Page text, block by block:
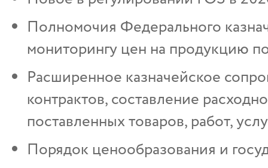
Полномочия Федерального
мониторингу цен на продукцию
Расширенное казначейское
контрактов, составление
поставленных товаров, работ,
Порядок ценообразования и